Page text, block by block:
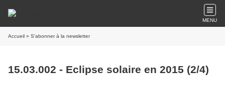
MENU
Accueil » S'abonner à la newsletter
15.03.002 - Eclipse solaire en 2015 (2/4)